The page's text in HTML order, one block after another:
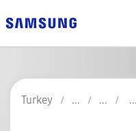
Turkey